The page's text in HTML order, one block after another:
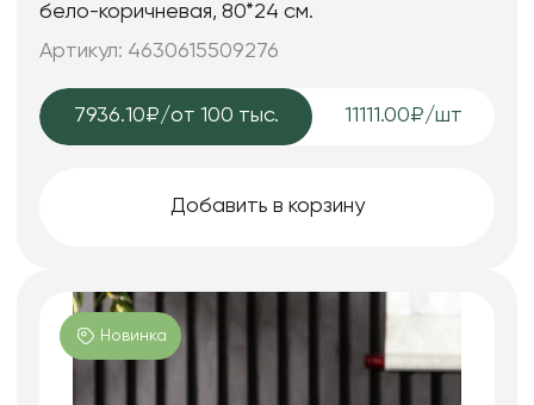
бело-коричневая, 80*24 см.
Артикул: 4630615509276
7936.10₽/от 100 тыс. 11111.00₽/шт
Добавить в корзину
Новинка